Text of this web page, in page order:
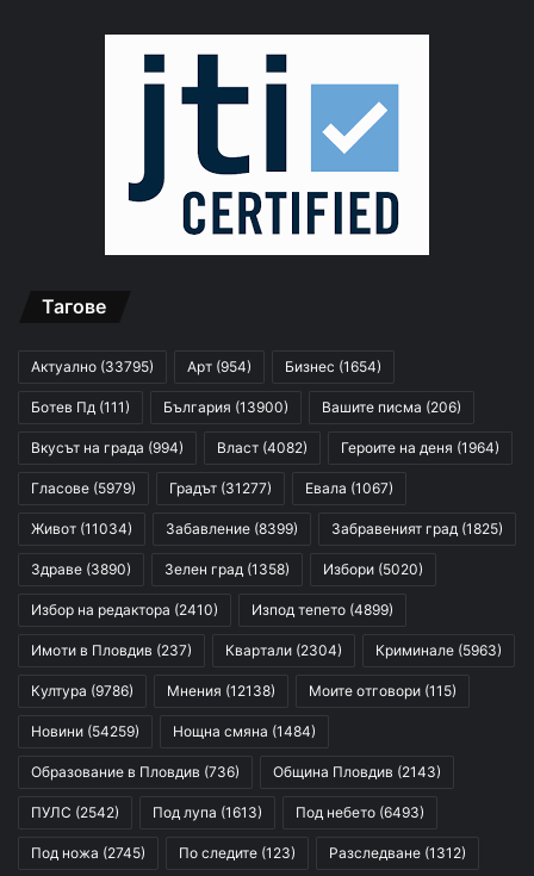
Тагове
Актуално (33795) Арт (954) Бизнес (1654)
Ботев Пд (111) България (13900) Вашите писма (206)
Вкусът на града (994) Власт (4082) Героите на деня (1964)
Гласове (5979) Градът (31277) Евала (1067)
Живот (11034) Забавление (8399) Забравеният град (1825)
Здраве (3890) Зелен град (1358) Избори (5020)
Избор на редактора (2410) Изпод тепето (4899)
Имоти в Пловдив (237) Квартали (2304) Криминале (5963)
Култура (9786) Мнения (12138) Моите отговори (115)
Новини (54259) Нощна смяна (1484)
Образование в Пловдив (736) Община Пловдив (2143)
ПУЛС (2542) Под лупа (1613) Под небето (6493)
Под ножа (2745) По следите (123) Разследване (1312)